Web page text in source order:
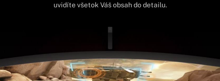
uvidíte všetok Váš obsah do detailu.